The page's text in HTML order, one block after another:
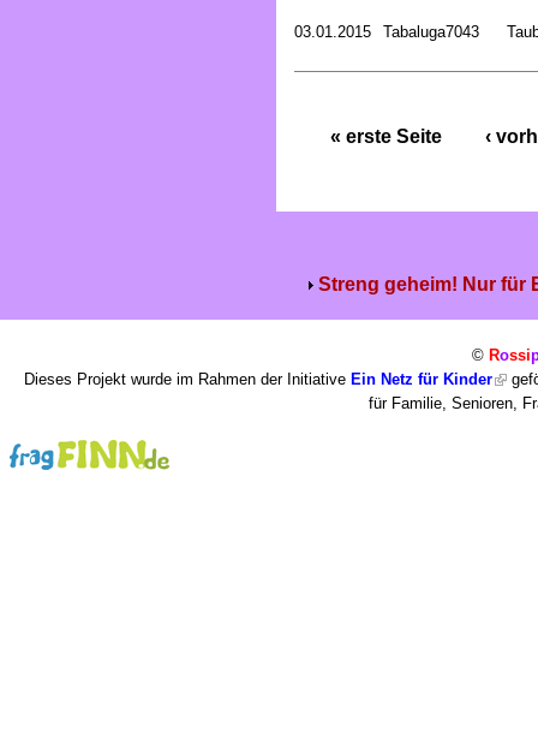
03.01.2015 Tabaluga7043
« erste Seite ‹
Streng geheim! Nur für
© Rossi
Dieses Projekt wurde im Rahmen der Initiative Ein Netz für Kinder
für Familie, Senioren,